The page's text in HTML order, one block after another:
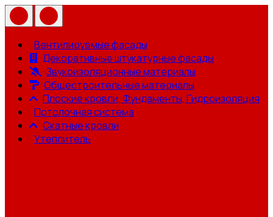
Вентилируемые фасады
Декоративные штукатурные фасады
Звукоизоляционные материалы
Общестроительные материалы
Плоские кровли, Фундаменты, Гидроизоляция
Потолочная система
Скатные кровли
Утеплитель